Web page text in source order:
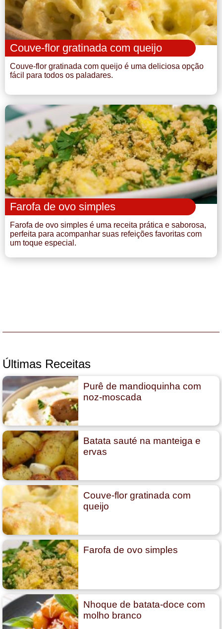
Couve-flor gratinada com queijo
Couve-flor gratinada com queijo é uma deliciosa opção
fácil para todos os paladares.
Farofa de ovo simples
Farofa de ovo simples é uma receita prática e saborosa,
perfeita para acompanhar suas refeições favoritas com
um toque especial.
Últimas Receitas
Purê de mandioquinha com
noz-moscada
Batata sauté na manteiga e
ervas
Couve-flor gratinada com
queijo
Farofa de ovo simples
Nhoque de batata-doce com
molho branco